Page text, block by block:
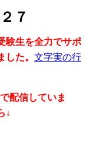
７
験生を全力でサポ
た。 文字実の行
配信していま
↓